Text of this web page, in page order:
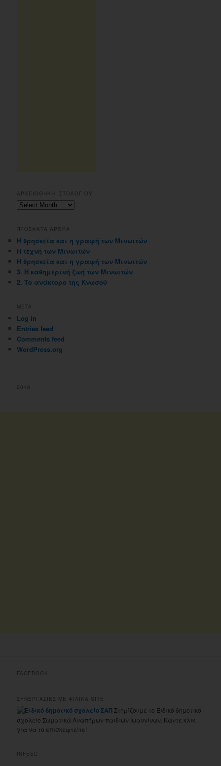
ΑΡΧΕΙΟΘΗΚΗ ΙΣΤΟΛΟΓΙΟΥ
Αρχειοθηκη
ΠΡΟΣΦΑΤΑ ΑΡΘΡΑ
Η θρησκεία και η γραφή των Μινωιτών
Η τέχνη των Μινωιτών
Η θρησκεία και η γραφή των Μινωιτών
3. Η καθημερινή ζωή των Μινωιτών
2. Το ανάκτορο της Κνωσού
META
Log in
Entries feed
Comments feed
WordPress.org
2018
FACEBOOK
ΣΥΝΕΡΓΑΣΙΕΣ ΜΕ ΦΙΛΙΚΑ SITE
Στηρίζουμε το Ειδικό δημοτικό
σχολείο Σωματικά Αναπήρων παιδιών Ιωαννίνων. Κάντε κλικ
για να το επισκεφτείτε!
INFEED